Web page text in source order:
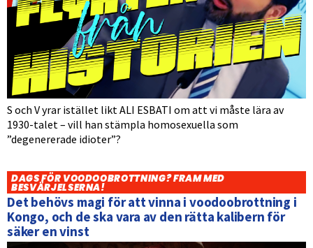
S och V yrar istället likt ALI ESBATI om att vi måste lära av
1930-talet – vill han stämpla homosexuella som
”degenererade idioter”?
DAGS FÖR VOODOOBROTTNING? FRAM MED
BESVÄRJELSERNA!
Det behövs magi för att vinna i voodoobrottning i
Kongo, och de ska vara av den rätta kalibern för
säker en vinst